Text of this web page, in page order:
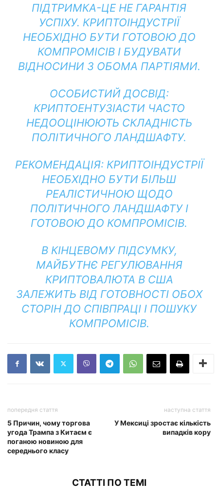
ПІДТРИМКА-ЦЕ НЕ ГАРАНТІЯ
УСПІХУ. КРИПТОІНДУСТРІЇ
НЕОБХІДНО БУТИ ГОТОВОЮ ДО
КОМПРОМІСІВ І БУДУВАТИ
ВІДНОСИНИ З ОБОМА ПАРТІЯМИ.
ОСОБИСТИЙ ДОСВІД:
КРИПТОЕНТУЗІАСТИ ЧАСТО
НЕДООЦІНЮЮТЬ СКЛАДНІСТЬ
ПОЛІТИЧНОГО ЛАНДШАФТУ.
РЕКОМЕНДАЦІЯ: КРИПТОІНДУСТРІЇ
НЕОБХІДНО БУТИ БІЛЬШ
РЕАЛІСТИЧНОЮ ЩОДО
ПОЛІТИЧНОГО ЛАНДШАФТУ І
ГОТОВОЮ ДО КОМПРОМІСІВ.
В КІНЦЕВОМУ ПІДСУМКУ,
МАЙБУТНЄ РЕГУЛЮВАННЯ
КРИПТОВАЛЮТА В США
ЗАЛЕЖИТЬ ВІД ГОТОВНОСТІ ОБОХ
СТОРІН ДО СПІВПРАЦІ І ПОШУКУ
КОМПРОМІСІВ.
попередня стаття
5 Причин, чому торгова
угода Трампа з Китаєм є
поганою новиною для
середнього класу
наступна стаття
У Мексиці зростає кількість
випадків кору
СТАТТІ ПО ТЕМІ